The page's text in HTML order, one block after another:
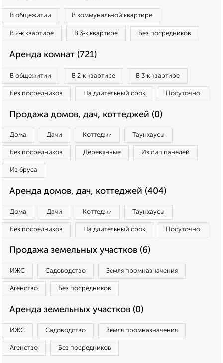
В общежитии В коммунальной квартире
В 2‑к квартире В 3‑к квартире Без посредников
Аренда комнат (721)
В общежитии В 2‑к квартире В 3‑к квартире
Без посредников На длительный срок Посуточно
Продажа домов, дач, коттеджей (0)
Дома Дачи Коттеджи Таунхаусы
Без посредников Деревянные Из сип панелей
Из бруса
Аренда домов, дач, коттеджей (404)
Дома Дачи Коттеджи Таунхаусы
Без посредников На длительный срок Посуточно
Продажа земельных участков (6)
ИЖС Садоводство Земля промназначения
Агенство Без посредников
Аренда земельных участков (0)
ИЖС Садоводство Земля промназначения
Агенство Без посредников